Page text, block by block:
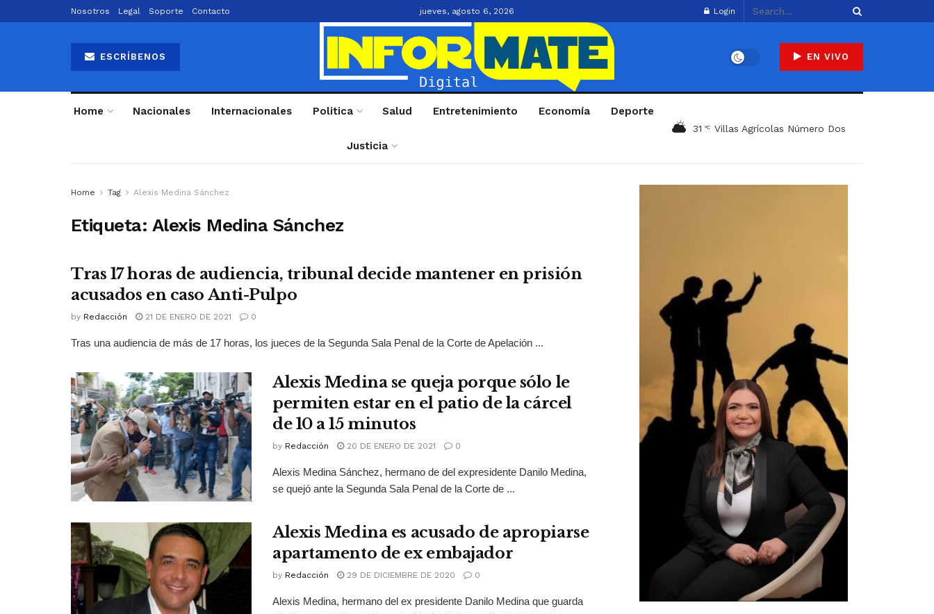
Nosotros Legal Soporte Contacto jueves, agosto 6, 2026 Login
ESCRÍBENOS EN VIVO
Home Nacionales Internacionales Politica Salud Entretenimiento Economía Deporte
Justicia
31 °C Villas Agrícolas Número Dos
Home Tag Alexis Medina Sánchez
Etiqueta: Alexis Medina Sánchez
Tras 17 horas de audiencia, tribunal decide mantener en prisión
acusados en caso Anti-Pulpo
by Redacción 21 DE ENERO DE 2021 0
Tras una audiencia de más de 17 horas, los jueces de la Segunda Sala Penal de la Corte de Apelación ...
Alexis Medina se queja porque sólo le
permiten estar en el patio de la cárcel
de 10 a 15 minutos
by Redacción 20 DE ENERO DE 2021 0
Alexis Medina Sánchez, hermano de del expresidente Danilo Medina,
se quejó ante la Segunda Sala Penal de la Corte de ...
Alexis Medina es acusado de apropiarse
apartamento de ex embajador
by Redacción 29 DE DICIEMBRE DE 2020 0
Alexis Medina, hermano del ex presidente Danilo Medina que guarda